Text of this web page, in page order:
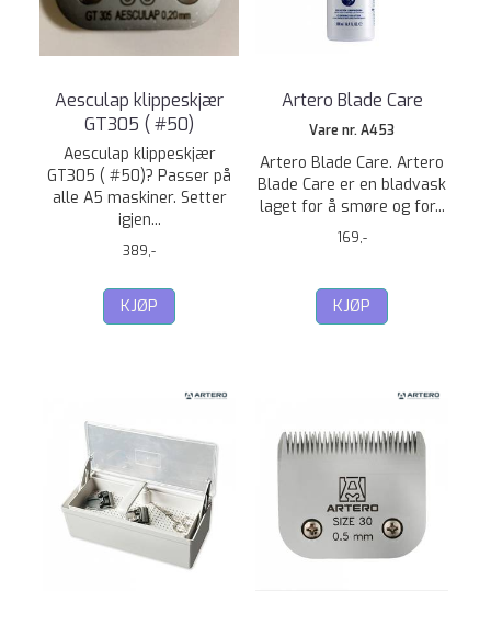
Aesculap klippeskjær
GT305 ( #50)
Aesculap klippeskjær
GT305 ( #50)? Passer på
alle A5 maskiner. Setter
igjen...
389,-
KJØP
Artero Blade Care
Vare nr. A453
Artero Blade Care. Artero
Blade Care er en bladvask
laget for å smøre og for...
169,-
KJØP